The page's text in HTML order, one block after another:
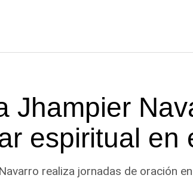
Jhampier
espiritual en
realiza jornadas de oración